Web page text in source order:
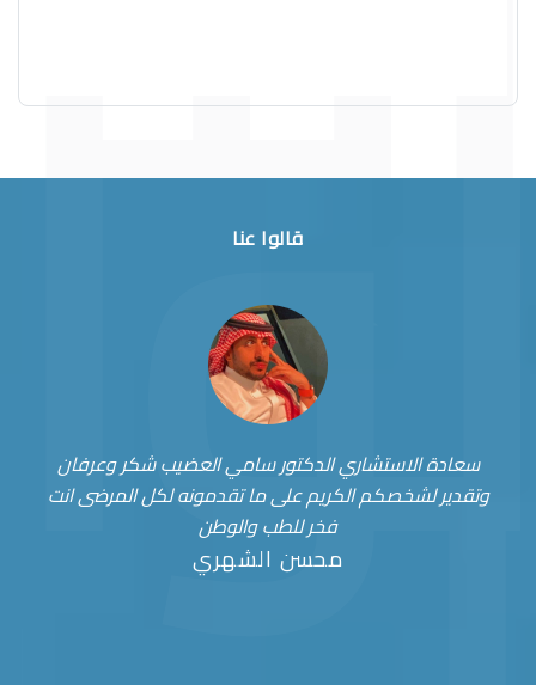
قالوا عنا
سعادة الاستشاري الدكتور سامي العضيب شكر وعرفان
وتقدير لشخصكم الكريم على ما تقدمونه لكل المرضى انت
فخر للطب والوطن
محسن الشهري